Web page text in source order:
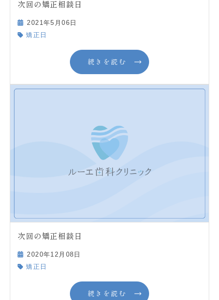
次回の矯正相談日
2021年5月06日
矯正日
続きを読む
次回の矯正相談日
2020年12月08日
矯正日
続きを読む